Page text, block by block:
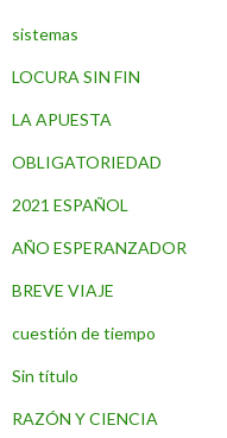
sistemas
LOCURA SIN FIN
LA APUESTA
OBLIGATORIEDAD
2021 ESPAÑOL
AÑO ESPERANZADOR
BREVE VIAJE
cuestión de tiempo
Sin título
RAZÓN Y CIENCIA